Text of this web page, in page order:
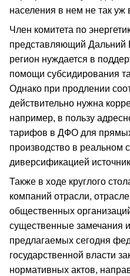
населения в нем не так уж
Член комитета по
представляющий Дальний
регион нуждается в
помощи субсидирования
Однако при продлении
действительно нужна
например, в пользу
тарифов в ДФО для
производство в реальном
диверсификацией
Также в ходе круглого
компаний отрасли,
общественных
существенные замечания
предлагаемых сегодня
государственной власти
нормативных актов,